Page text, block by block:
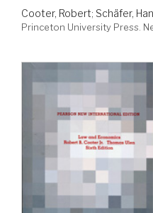
Cooter, Robert; Schäfer,
Princeton University Press.